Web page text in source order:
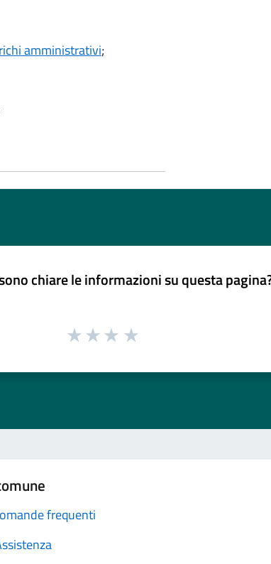
amministrativi;
chiare le informazioni su questa
frequenti